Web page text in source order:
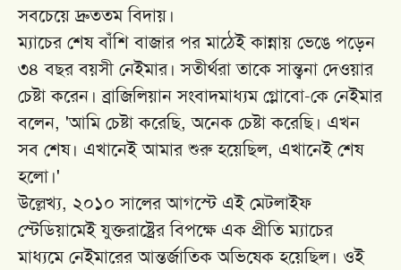
সবচেয়ে দ্রুততম বিদায়।
ম্যাচের শেষ বাঁশি বাজার পর মাঠেই কান্নায় ভেঙে পড়েন
৩৪ বছর বয়সী নেইমার। সতীর্থরা তাকে সান্ত্বনা দেওয়ার
চেষ্টা করেন। ব্রাজিলিয়ান সংবাদমাধ্যম গ্লোবো-কে নেইমার
বলেন, 'আমি চেষ্টা করেছি, অনেক চেষ্টা করেছি। এখন
সব শেষ। এখানেই আমার শুরু হয়েছিল, এখানেই শেষ
হলো।'
উল্লেখ্য, ২০১০ সালের আগস্টে এই মেটলাইফ
স্টেডিয়ামেই যুক্তরাষ্ট্রের বিপক্ষে এক প্রীতি ম্যাচের
মাধ্যমে নেইমারের আন্তর্জাতিক অভিষেক হয়েছিল। ওই